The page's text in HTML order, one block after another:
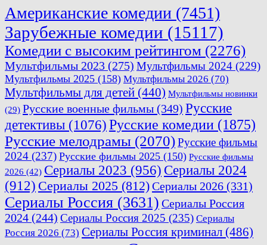
Американские комедии (7451)
Зарубежные комедии (15117)
Комедии с высоким рейтингом (2276)
Мультфильмы 2023 (275) Мультфильмы 2024 (229)
Мультфильмы 2025 (158) Мультфильмы 2026 (70)
Мультфильмы для детей (440) Мультфильмы новинки
(29) Русские военные фильмы (349) Русские
детективы (1076)Русские комедии (1875)
Русские мелодрамы (2070)Русские фильмы
2024 (237) Русские фильмы 2025 (150) Русские фильмы
2026 (42) Сериалы 2023 (956) Сериалы 2024
(912) Сериалы 2025 (812)Сериалы 2026 (331)
Сериалы Россия (3631) Сериалы Россия
2024 (244) Сериалы Россия 2025 (235) Сериалы
Россия 2026 (73) Сериалы Россия криминал (486)